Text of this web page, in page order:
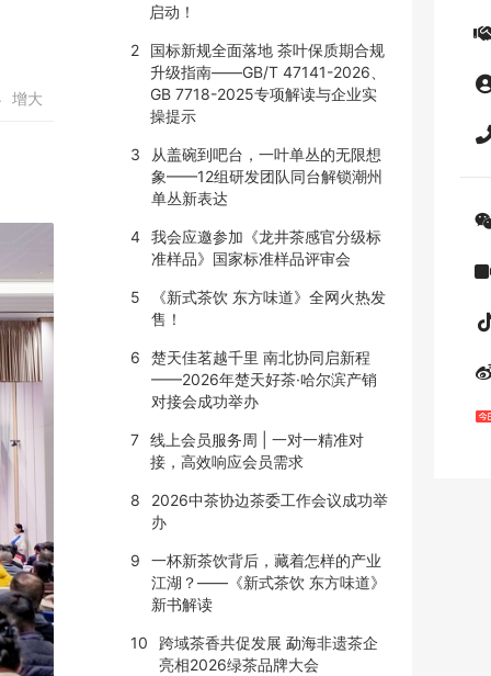
增大
启动！
2
国标新规全面落地 茶叶保质期合规
升级指南——GB/T 47141-2026、
GB 7718-2025专项解读与企业实
操提示
3
从盖碗到吧台，一叶单丛的无限想
象——12组研发团队同台解锁潮州
单丛新表达
4
我会应邀参加《龙井茶感官分级标
准样品》国家标准样品评审会
5
《新式茶饮 东方味道》全网火热发
售！
6
楚天佳茗越千里 南北协同启新程
——2026年楚天好茶·哈尔滨产销
对接会成功举办
7
线上会员服务周 | 一对一精准对
接，高效响应会员需求
8
2026中茶协边茶委工作会议成功举
办
9
一杯新茶饮背后，藏着怎样的产业
江湖？——《新式茶饮 东方味道》
新书解读
10
跨域茶香共促发展 勐海非遗茶企
亮相2026绿茶品牌大会